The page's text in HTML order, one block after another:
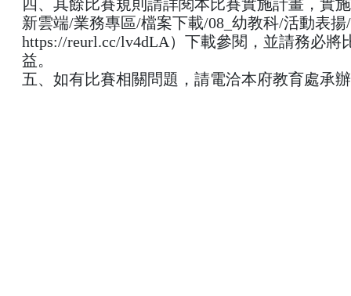
四、其餘比賽規則請詳閱本比賽實施計畫，實
新雲端/業務專區/檔案下載/08_幼教科/活動表
https://reurl.cc/lv4dLA）下載參閱，並請務必
益。
五、如有比賽相關問題，請電洽本府教育處承